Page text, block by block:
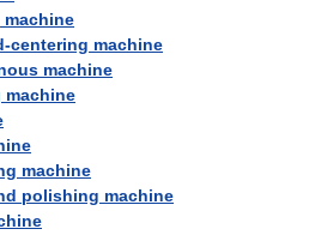
centering machine
machine
machine
polishing machine